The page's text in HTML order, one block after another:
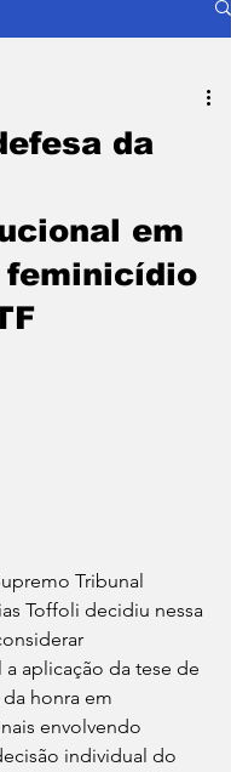
da
em
feminicídio
Tribunal
Toffoli decidiu nessa
aplicação da tese de
honra em
envolvendo
individual do